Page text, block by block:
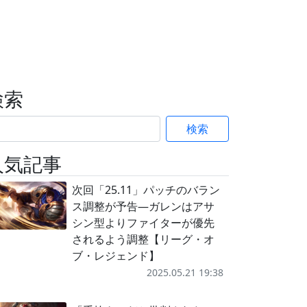
検索
記事
次回「25.11」パッチのバラン
ス調整が予告―ガレンはアサ
シン型よりファイターが優先
されるよう調整【リーグ・オ
ブ・レジェンド】
2025.05.21 19:38